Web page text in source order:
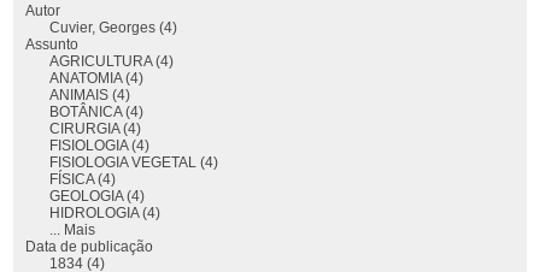
Autor
Cuvier, Georges (4)
Assunto
AGRICULTURA (4)
ANATOMIA (4)
ANIMAIS (4)
BOTÂNICA (4)
CIRURGIA (4)
FISIOLOGIA (4)
FISIOLOGIA VEGETAL (4)
FÍSICA (4)
GEOLOGIA (4)
HIDROLOGIA (4)
... Mais
Data de publicação
1834 (4)